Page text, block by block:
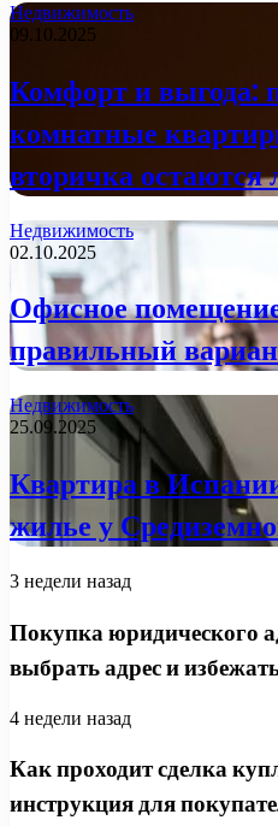
Недвижимость
09.10.2025
Комфорт и выгода:
комнатные
вторичка
Недвижимость
02.10.2025
Офисное
правильный
Недвижимость
25.09.2025
Квартира в
жилье у
3 недели назад
Покупка юридического
выбрать адрес и
4 недели назад
Как проходит сделка
инструкция для